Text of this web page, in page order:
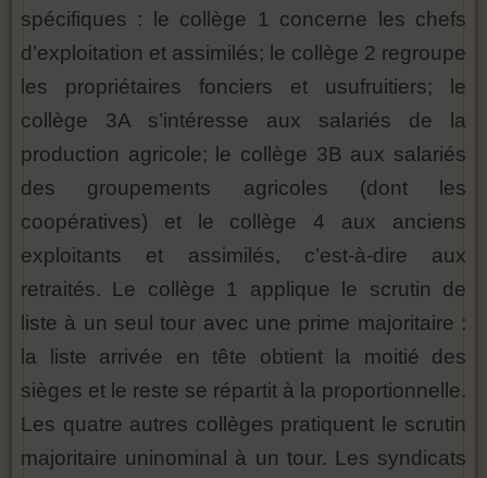
spécifiques : le collège 1 concerne les chefs
d’exploitation et assimilés; le collège 2 regroupe
les propriétaires fonciers et usufruitiers; le
collège 3A s’intéresse aux salariés de la
production agricole; le collège 3B aux salariés
des groupements agricoles (dont les
coopératives) et le collège 4 aux anciens
exploitants et assimilés, c’est-à-dire aux
retraités. Le collège 1 applique le scrutin de
liste à un seul tour avec une prime majoritaire :
la liste arrivée en tête obtient la moitié des
sièges et le reste se répartit à la proportionnelle.
Les quatre autres collèges pratiquent le scrutin
majoritaire uninominal à un tour. Les syndicats